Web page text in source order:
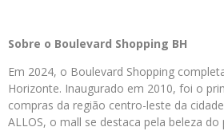
Sobre o Boulevard Shopping BH
Em 2024, o Boulevard Shopping
Horizonte. Inaugurado em 2010, foi o
compras da região centro-leste da
ALLOS, o mall se destaca pela beleza